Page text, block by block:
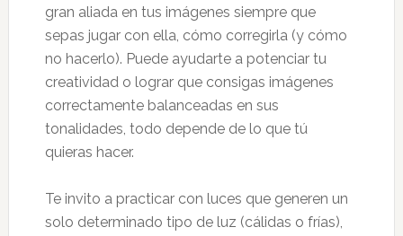
gran aliada en tus imágenes siempre que
sepas jugar con ella, cómo corregirla (y cómo
no hacerlo). Puede ayudarte a potenciar tu
creatividad o lograr que consigas imágenes
correctamente balanceadas en sus
tonalidades, todo depende de lo que tú
quieras hacer.
Te invito a practicar con luces que generen un
solo determinado tipo de luz (cálidas o frías),